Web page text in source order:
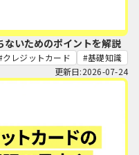
ないためのポイントを解説
クレジットカード
基礎知識
更新日:2026-07-24